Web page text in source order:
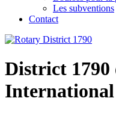
Les subventions
Contact
District
International